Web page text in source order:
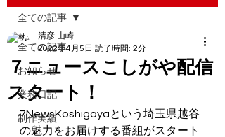
全ての記事
お知らせ
業務日記
制作実績
全ての記事
７ニュースこしがや配信
スタート！
清彦 山崎
2022年4月5日 読了時間: 2分
7NewsKoshigayaという埼玉県越谷
の魅力をお届けする番組がスタート